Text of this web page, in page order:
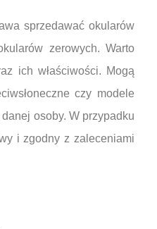
sprzedawać okularów
zerowych. Warto
ich właściwości. Mogą
czy modele
osoby. W przypadku
i zgodny z zaleceniami